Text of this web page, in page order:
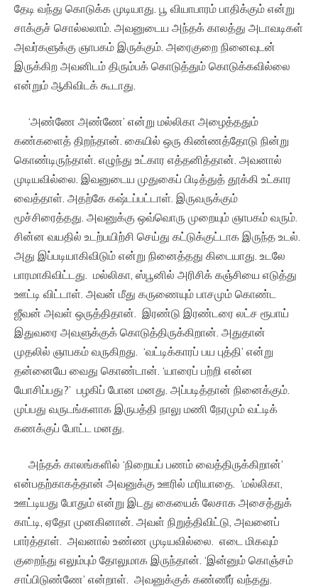
தேடி வந்து கொடுக்க முடியாது. பூ வியாபாரம் பாதிக்கும் என்று
சாக்குச் சொல்லலாம். அவனுடைய அந்தக் காலத்து அடாவடிகள்
அவர்களுக்கு ஞாபகம் இருக்கும். அரைகுறை நினைவுடன்
இருக்கிற அவனிடம் திரும்பக் கொடுத்தும் கொடுக்கவில்லை
என்றும் ஆகிவிடக் கூடாது.
‘அண்ணே அண்ணே’ என்று மல்லிகா அழைத்ததும்
கண்களைத் திறந்தான். கையில் ஒரு கிண்ணத்தோடு நின்று
கொண்டிருந்தாள். எழுந்து உட்கார எத்தனித்தான். அவனால்
முடியவில்லை. இவனுடைய முதுகைப் பிடித்துத் தூக்கி உட்கார
வைத்தாள். அதற்கே கஷ்டப்பட்டாள். இருவருக்கும்
மூச்சிரைத்தது. அவனுக்கு ஒவ்வொரு முறையும் ஞாபகம் வரும்.
சின்ன வயதில் உடற்பயிற்சி செய்து கட்டுக்குட்டாக இருந்த உடல்.
அது இப்படியாகிவிடும் என்று நினைத்தது கிடையாது. உடலே
பாரமாகிவிட்டது. மல்லிகா, ஸ்பூனில் அரிசிக் கஞ்சியை எடுத்து
ஊட்டி விட்டாள். அவன் மீது கருணையும் பாசமும் கொண்ட
ஜீவன் அவள் ஒருத்திதான். இரண்டு இரண்டரை லட்ச ரூபாய்
இதுவரை அவளுக்குக் கொடுத்திருக்கிறான். அதுதான்
முதலில் ஞாபகம் வருகிறது. ‘வட்டிக்காரப் பய புத்தி’ என்று
தன்னையே வைது கொண்டான். ‘யாரைப் பற்றி என்ன
யோசிப்பது?’ பழகிப் போன மனது. அப்படித்தான் நினைக்கும்.
முப்பது வருடங்களாக இருபத்தி நாலு மணி நேரமும் வட்டிக்
கணக்குப் போட்ட மனது.
அந்தக் காலங்களில் ‘நிறையப் பணம் வைத்திருக்கிறான்’
என்பதற்காகத்தான் அவனுக்கு ஊரில் மரியாதை. ‘மல்லிகா,
ஊட்டியது போதும் என்று இடது கையைக் லேசாக அசைத்துக்
காட்டி, ஏதோ முனகினான். அவள் நிறுத்திவிட்டு, அவனைப்
பார்த்தாள். அவனால் உண்ண முடியவில்லை. எடை மிகவும்
குறைந்து எலும்பும் தோலுமாக இருந்தான். ‘இன்னும் கொஞ்சம்
சாப்பிடுண்ணே’ என்றாள். அவனுக்குக் கண்ணீர் வந்தது.